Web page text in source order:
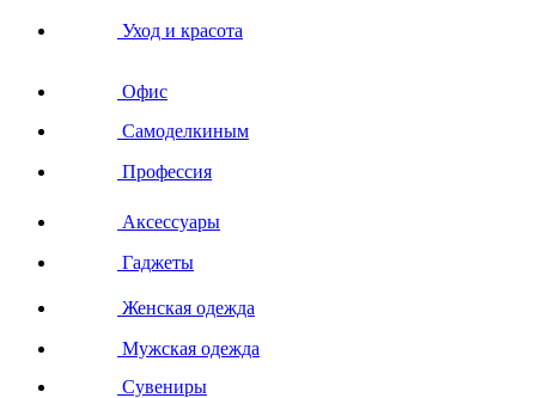
Уход и красота
Офис
Самоделкиным
Профессия
Аксессуары
Гаджеты
Женская одежда
Мужская одежда
Сувениры